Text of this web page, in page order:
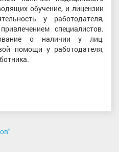
обучение, и лицензии
у работодателя,
специалистов.
о наличии у лиц,
помощи у работодателя,